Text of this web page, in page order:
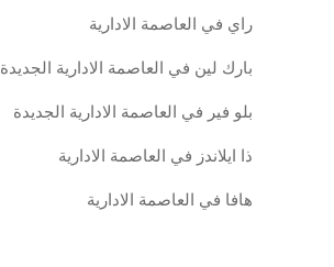
راي في العاصمة الادارية
بارك لين في العاصمة الادارية الجديدة
بلو فير في العاصمة الادارية الجديدة
ذا ايلاندز في العاصمة الادارية
هافا في العاصمة الادارية